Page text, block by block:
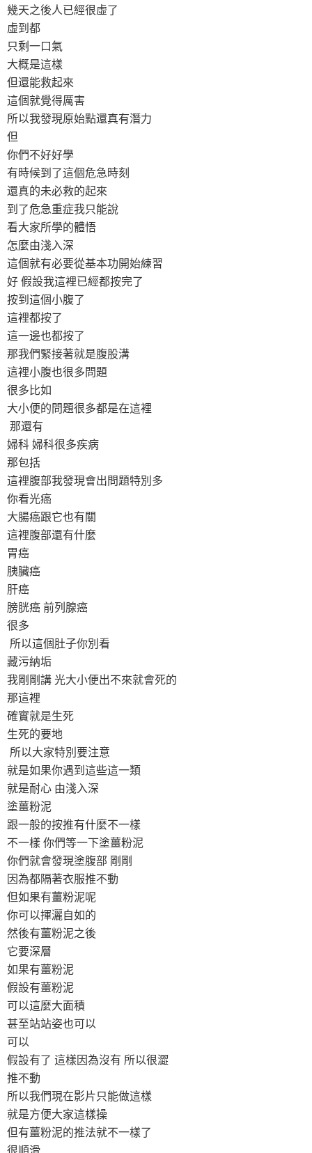
幾天之後人已經很虛了
虛到都
只剩一口氣
大概是這樣
但還能救起來
這個就覺得厲害
所以我發現原始點還真有潛力
但
你們不好好學
有時候到了這個危急時刻
還真的未必救的起來
到了危急重症我只能說
看大家所學的體悟
怎麼由淺入深
這個就有必要從基本功開始練習
好 假設我這裡已經都按完了
按到這個小腹了
這裡都按了
這一邊也都按了
那我們緊接著就是腹股溝
這裡小腹也很多問題
很多比如
大小便的問題很多都是在這裡
那還有
婦科 婦科很多疾病
那包括
這裡腹部我發現會出問題特別多
你看光癌
大腸癌跟它也有關
這裡腹部還有什麼
胃癌
胰臟癌
肝癌
膀胱癌 前列腺癌
很多
所以這個肚子你別看
藏污納垢
我剛剛講 光大小便出不來就會死的
那這裡
確實就是生死
生死的要地
所以大家特別要注意
就是如果你遇到這些這一類
就是耐心 由淺入深
塗薑粉泥
跟一般的按推有什麼不一樣
不一樣 你們等一下塗薑粉泥
你們就會發現塗腹部 剛剛
因為都隔著衣服推不動
但如果有薑粉泥呢
你可以揮灑自如的
然後有薑粉泥之後
它要深層
如果有薑粉泥
假設有薑粉泥
可以這麼大面積
甚至站站姿也可以
可以
假設有了 這樣因為沒有 所以很澀
推不動
所以我們現在影片只能做這樣
就是方便大家這樣操
但有薑粉泥的推法就不一樣了